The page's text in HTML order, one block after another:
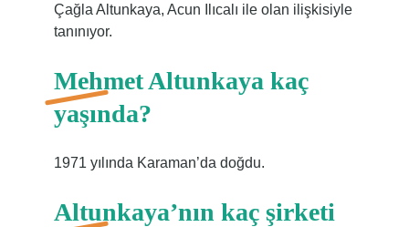
Çağla Altunkaya, Acun Ilıcalı ile olan ilişkisiyle
tanınıyor.
Mehmet Altunkaya kaç
yaşında?
1971 yılında Karaman’da doğdu.
Altunkaya’nın kaç şirketi